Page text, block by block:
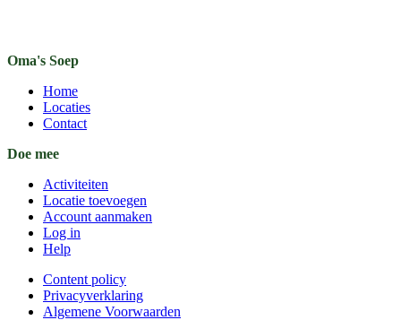
Oma's Soep
Home
Locaties
Contact
Doe mee
Activiteiten
Locatie toevoegen
Account aanmaken
Log in
Help
Content policy
Privacyverklaring
Algemene Voorwaarden